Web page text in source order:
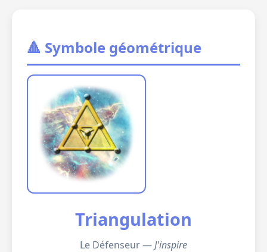
🔺 Symbole géométrique
Triangulation
Le Défenseur —J'inspire